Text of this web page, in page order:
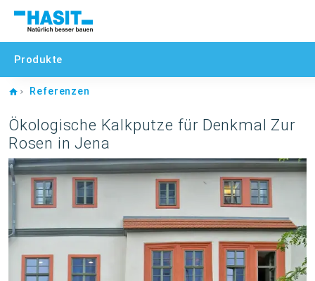
Produkte
Home
Referenzen
Ökologische Kalkputze für Denkmal Zur
Rosen in Jena